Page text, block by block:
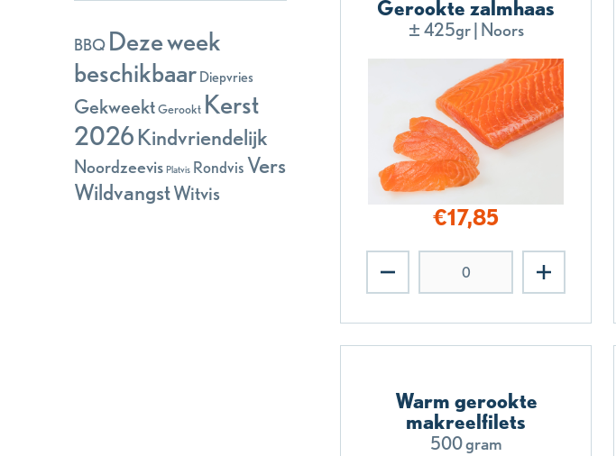
BBQ Deze week
beschikbaar Diepvries
Gekweekt Gerookt Kerst
2026 Kindvriendelijk
Noordzeevis Platvis Rondvis Vers
WildvangstWitvis
Gerookte zalmhaas
± 425gr | Noors
€17,85
Warm gerookte
makreelfilets
500 gram